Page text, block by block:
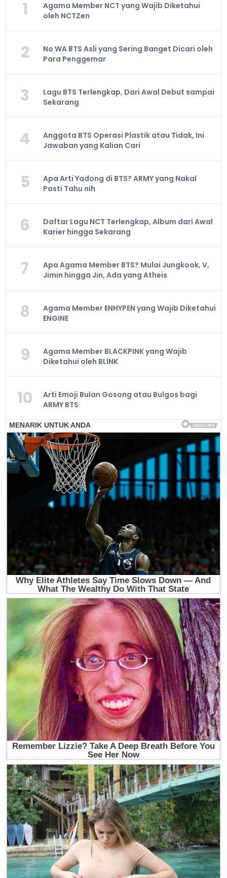
1
Agama Member NCT yang Wajib Diketahui
oleh NCTZen
2
No WA BTS Asli yang Sering Banget Dicari oleh
Para Penggemar
3
Lagu BTS Terlengkap, Dari Awal Debut sampai
Sekarang
4
Anggota BTS Operasi Plastik atau Tidak, Ini
Jawaban yang Kalian Cari
5
Apa Arti Yadong di BTS? ARMY yang Nakal
Pasti Tahu nih
6
Daftar Lagu NCT Terlengkap, Album dari Awal
Karier hingga Sekarang
7
Apa Agama Member BTS? Mulai Jungkook, V,
Jimin hingga Jin, Ada yang Atheis
8
Agama Member ENHYPEN yang Wajib Diketahui
ENGINE
9
Agama Member BLACKPINK yang Wajib
Diketahui oleh BLINK
10
Arti Emoji Bulan Gosong atau Bulgos bagi
ARMY BTS